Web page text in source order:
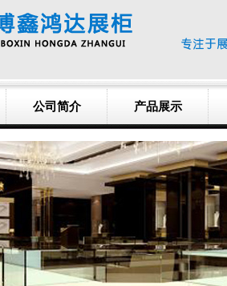
公司简介 产品展示